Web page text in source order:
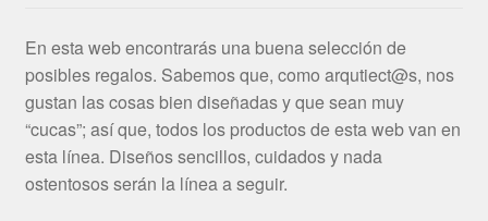
En esta web encontrarás una buena selección de
posibles regalos. Sabemos que, como arqutiect@s, nos
gustan las cosas bien diseñadas y que sean muy
“cucas”; así que, todos los productos de esta web van en
esta línea. Diseños sencillos, cuidados y nada
ostentosos serán la línea a seguir.